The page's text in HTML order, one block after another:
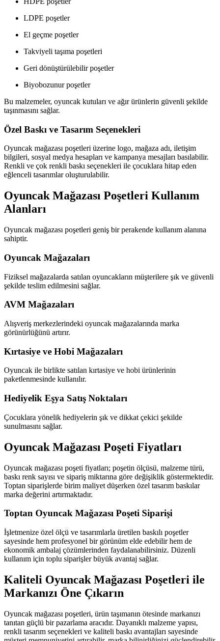
LDPE poşetler
El geçme poşetler
Takviyeli taşıma poşetleri
Geri dönüştürülebilir poşetler
Biyobozunur poşetler
Bu malzemeler, oyuncak kutuları ve ağır ürünlerin güvenli şekilde
taşınmasını sağlar.
Özel Baskı ve Tasarım Seçenekleri
Oyuncak mağazası poşetleri üzerine logo, mağaza adı, iletişim
bilgileri, sosyal medya hesapları ve kampanya mesajları basılabilir.
Renkli ve çok renkli baskı seçenekleri ile çocuklara hitap eden
eğlenceli tasarımlar oluşturulabilir.
Oyuncak Mağazası Poşetleri Kullanım
Alanları
Oyuncak mağazası poşetleri geniş bir perakende kullanım alanına
sahiptir.
Oyuncak Mağazaları
Fiziksel mağazalarda satılan oyuncakların müşterilere şık ve güvenli
şekilde teslim edilmesini sağlar.
AVM Mağazaları
Alışveriş merkezlerindeki oyuncak mağazalarında marka
görünürlüğünü artırır.
Kırtasiye ve Hobi Mağazaları
Oyuncak ile birlikte satılan kırtasiye ve hobi ürünlerinin
paketlenmesinde kullanılır.
Hediyelik Eşya Satış Noktaları
Çocuklara yönelik hediyelerin şık ve dikkat çekici şekilde
sunulmasını sağlar.
Oyuncak Mağazası Poşeti Fiyatları
Oyuncak mağazası poşeti fiyatları; poşetin ölçüsü, malzeme türü,
baskı renk sayısı ve sipariş miktarına göre değişiklik göstermektedir.
Toptan siparişlerde birim maliyet düşerken özel tasarım baskılar
marka değerini artırmaktadır.
Toptan Oyuncak Mağazası Poşeti Siparişi
İşletmenize özel ölçü ve tasarımlarla üretilen baskılı poşetler
sayesinde hem profesyonel bir görünüm elde edebilir hem de
ekonomik ambalaj çözümlerinden faydalanabilirsiniz. Düzenli
kullanım için toplu siparişler büyük avantaj sağlar.
Kaliteli Oyuncak Mağazası Poşetleri ile
Markanızı Öne Çıkarın
Oyuncak mağazası poşetleri, ürün taşımanın ötesinde markanızı
tanıtan güçlü bir pazarlama aracıdır. Dayanıklı malzeme yapısı,
renkli tasarım seçenekleri ve kaliteli baskı avantajları sayesinde